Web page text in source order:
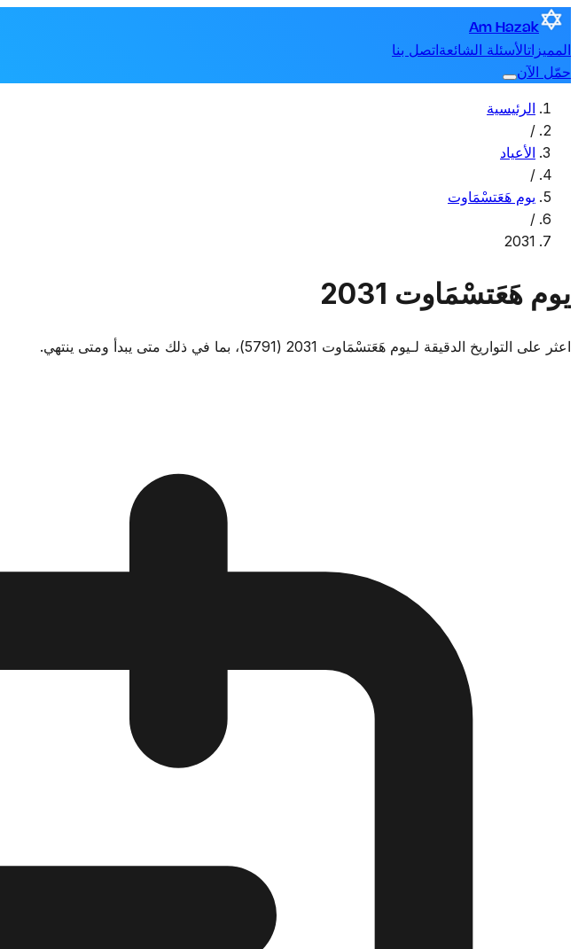
Am Hazak
المميزاتالأسئلة الشائعةاتصل بنا
حمّل الآن
الرئيسية
/
الأعياد
/
يوم هَعَتسْمَاوت
/
2031
يوم هَعَتسْمَاوت 2031
اعثر على التواريخ الدقيقة لـيوم هَعَتسْمَاوت 2031 (5791)، بما في ذلك متى يبدأ ومتى ينتهي.